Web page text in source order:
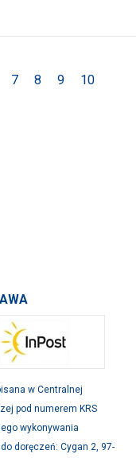
7 8 9
10
w Centralnej
pod numerem KRS
wykonywania
doręczeń: Cygan 2, 97-